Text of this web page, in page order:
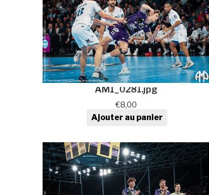
AM1_0281.jpg
€8,00
quantité de Photo de sport au
Ajouter au panier